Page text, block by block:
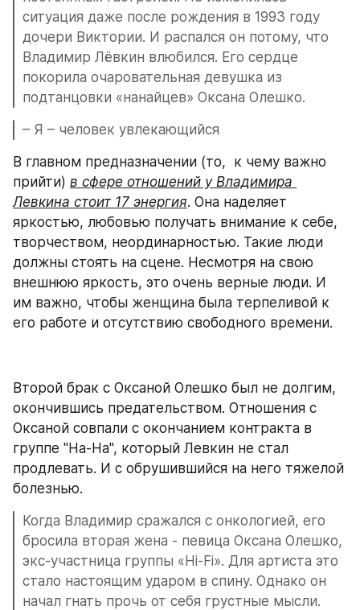
ситуация даже после рождения в 1993 году
дочери Виктории. И распался он потому, что
Владимир Лёвкин влюбился. Его сердце
покорила очаровательная девушка из
подтанцовки «нанайцев» Оксана Олешко.
– Я – человек увлекающийся
В главном предназначении (то,  к чему важно
прийти) в сфере отношений у Владимира
Левкина стоит 17 энергия. Она наделяет
яркостью, любовью получать внимание к себе,
творчеством, неординарностью. Такие люди
должны стоять на сцене. Несмотря на свою
внешнюю яркость, это очень верные люди. И
им важно, чтобы женщина была терпеливой к
его работе и отсутствию свободного времени.
Второй брак с Оксаной Олешко был не долгим,
окончившись предательством. Отношения с
Оксаной совпали с окончанием контракта в
группе "На-На", который Левкин не стал
продлевать. И с обрушившийся на него тяжелой
болезнью.
Когда Владимир сражался с онкологией, его
бросила вторая жена - певица Оксана Олешко,
экс-участница группы «Hi-Fi». Для артиста это
стало настоящим ударом в спину. Однако он
начал гнать прочь от себя грустные мысли.